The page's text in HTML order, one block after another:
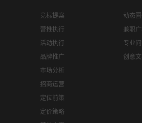
竞标提案
营推执行
活动执行
品牌推广
市场分析
招商运营
定位前策
定价策略
动态
兼职
专业
创意